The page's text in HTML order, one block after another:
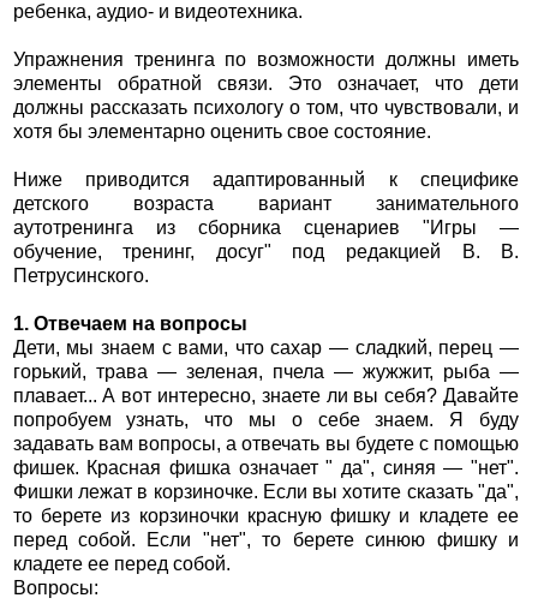
ребенка, аудио- и видеотехника.
Упражнения тренинга по возможности должны иметь
элементы обратной связи. Это означает, что дети
должны рассказать психологу о том, что чувствовали, и
хотя бы элементарно оценить свое состояние.
Ниже приводится адаптированный к специфике
детского возраста вариант занимательного
аутотренинга из сборника сценариев "Игры —
обучение, тренинг, досуг" под редакцией В. В.
Петрусинского.
1. Отвечаем на вопросы
Дети, мы знаем с вами, что сахар — сладкий, перец —
горький, трава — зеленая, пчела — жужжит, рыба —
плавает... А вот интересно, знаете ли вы себя? Давайте
попробуем узнать, что мы о себе знаем. Я буду
задавать вам вопросы, а отвечать вы будете с помощью
фишек. Красная фишка означает " да", синяя — "нет".
Фишки лежат в корзиночке. Если вы хотите сказать "да",
то берете из корзиночки красную фишку и кладете ее
перед собой. Если "нет", то берете синюю фишку и
кладете ее перед собой.
Вопросы: